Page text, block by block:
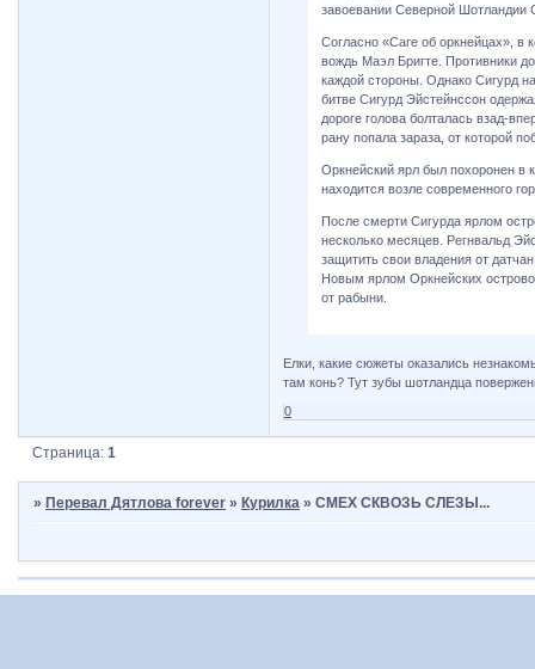
завоевании Северной Шотландии
Согласно «Саге об оркнейцах», в
вождь Маэл Бригте. Противники
каждой стороны. Однако Сигурд
битве Сигурд Эйстейнссон
дороге голова болталась взад-
рану попала зараза, от которой
Оркнейский ярл был похоронен в
находится возле современного
После смерти Сигурда ярлом
несколько месяцев. Регнвальд
защитить свои владения от
Новым ярлом Оркнейских
от рабыни.
Елки, какие сюжеты оказались
там конь? Тут зубы шотландца
0
Страница:1
» Перевал Дятлова forever » Курилка »СМЕХ СКВОЗЬ СЛЕЗЫ...